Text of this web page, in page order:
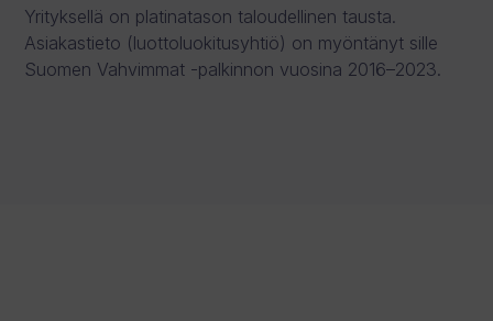
Yrityksellä on platinatason taloudellinen tausta.
Asiakastieto (luottoluokitusyhtiö) on myöntänyt sille
Suomen Vahvimmat -palkinnon vuosina 2016–2023.